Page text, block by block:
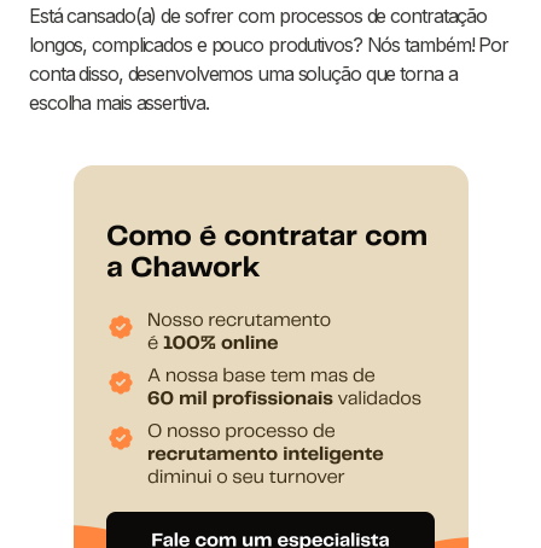
Está cansado(a) de sofrer com processos de contratação
longos, complicados e pouco produtivos? Nós também! Por
conta disso, desenvolvemos uma solução que torna a
escolha mais assertiva.